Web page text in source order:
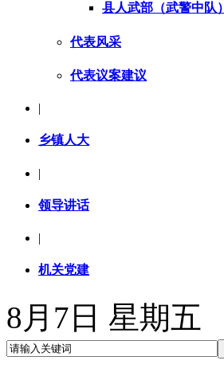
县人武部（武警中队）
代表风采
代表议案建议
|
乡镇人大
|
领导讲话
|
机关党建
8月7日 星期五